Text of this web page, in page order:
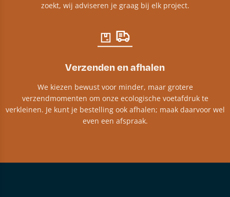
zoekt, wij adviseren je graag bij elk project.​
Verzenden en afhalen
We kiezen bewust voor minder, maar grotere
verzendmomenten om onze ecologische voetafdruk te
verkleinen. Je kunt je bestelling ook afhalen; maak daarvoor wel
even een afspraak.